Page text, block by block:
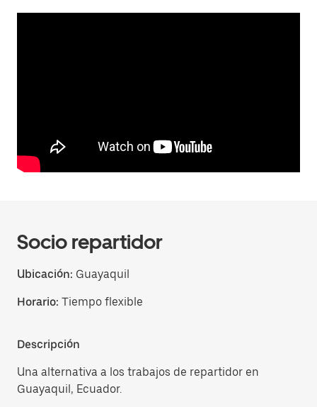
Socio repartidor
Ubicación: Guayaquil
Horario: Tiempo flexible
Descripción
Una alternativa a los trabajos de repartidor en
Guayaquil, Ecuador.